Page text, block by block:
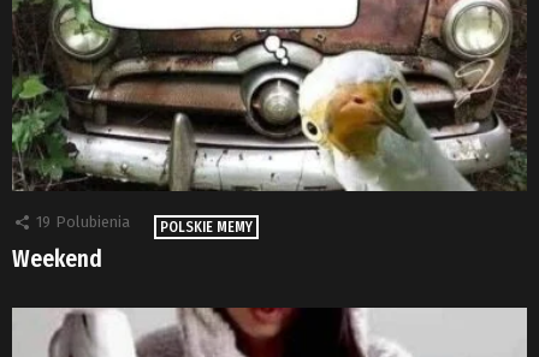
19 Polubienia POLSKIE MEMY
Weekend